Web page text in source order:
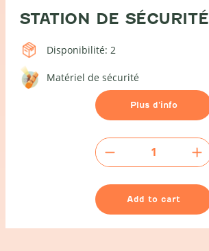
STATION DE SÉCURITÉ
Disponibilité: 2
Matériel de sécurité
Plus d’info
de
quantity
Add to cart